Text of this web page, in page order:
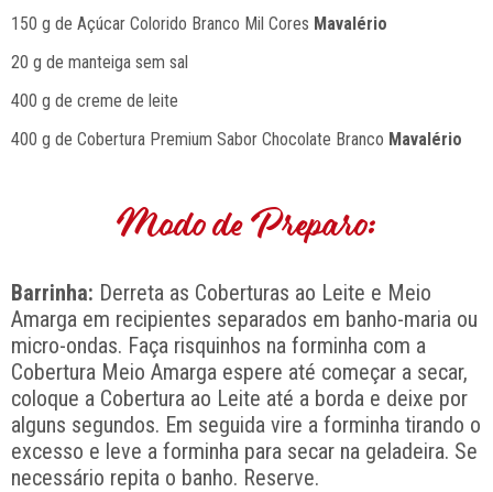
150 g de Açúcar Colorido Branco Mil Cores Mavalério
20 g de manteiga sem sal
400 g de creme de leite
400 g de Cobertura Premium Sabor Chocolate Branco Mavalério
Modo de Preparo:
Barrinha: Derreta as Coberturas ao Leite e Meio
Amarga em recipientes separados em banho-maria ou
micro-ondas. Faça risquinhos na forminha com a
Cobertura Meio Amarga espere até começar a secar,
coloque a Cobertura ao Leite até a borda e deixe por
alguns segundos. Em seguida vire a forminha tirando o
excesso e leve a forminha para secar na geladeira. Se
necessário repita o banho. Reserve.